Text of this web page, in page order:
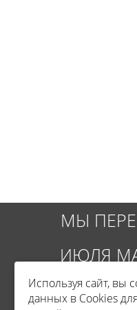
МЫ
ИЮЛЯ
Используя сайт, вы
данных в Cookies